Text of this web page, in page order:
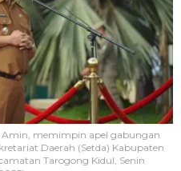
Amin, memimpin apel gabungan
Daerah (Setda) Kabupaten
Tarogong Kidul, Senin